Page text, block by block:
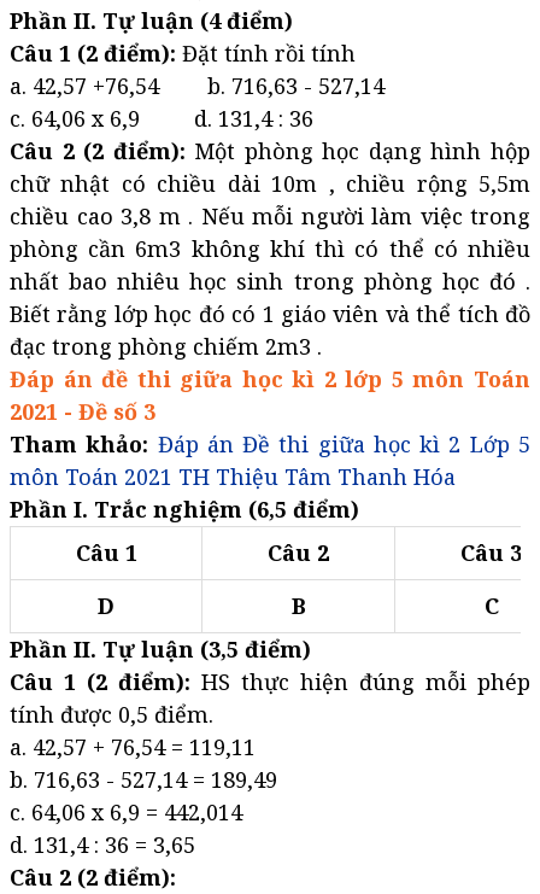
Phần II. Tự luận (4 điểm)
Câu 1 (2 điểm): Đặt tính rồi tính
a. 42,57 +76,54 b. 716,63 - 527,14
c. 64,06 x 6,9 d. 131,4 : 36
Câu 2 (2 điểm): Một phòng học dạng hình hộp
chữ nhật có chiều dài 10m , chiều rộng 5,5m
chiều cao 3,8 m . Nếu mỗi người làm việc trong
phòng cần 6m3 không khí thì có thể có nhiều
nhất bao nhiêu học sinh trong phòng học đó .
Biết rằng lớp học đó có 1 giáo viên và thể tích đồ
đạc trong phòng chiếm 2m3 .
Đáp án đề thi giữa học kì 2 lớp 5 môn Toán
2021 - Đề số 3
Tham khảo: Đáp án Đề thi giữa học kì 2 Lớp 5
môn Toán 2021 TH Thiệu Tâm Thanh Hóa
Phần I. Trắc nghiệm (6,5 điểm)
Câu 1
Câu 2
Câu 3
D
B
C
Phần II. Tự luận (3,5 điểm)
Câu 1 (2 điểm): HS thực hiện đúng mỗi phép
tính được 0,5 điểm.
a. 42,57 + 76,54 = 119,11
b. 716,63 - 527,14 = 189,49
c. 64,06 x 6,9 = 442,014
d. 131,4 : 36 = 3,65
Câu 2 (2 điểm):